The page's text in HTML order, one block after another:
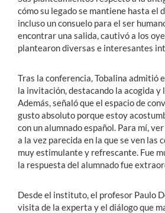
cómo su legado se mantiene hasta el
incluso un consuelo para el ser
encontrar una salida, cautivó a los
plantearon diversas e interesantes
Tras la conferencia, Tobalina admitió
la invitación, destacando la acogida y
Además, señaló que el espacio de
gusto absoluto porque estoy
con un alumnado español. Para mí,
a la vez parecida en la que se ven las
muy estimulante y refrescante. Fue
la respuesta del alumnado fue
Desde el instituto, el profesor Paulo
visita de la experta y el diálogo que